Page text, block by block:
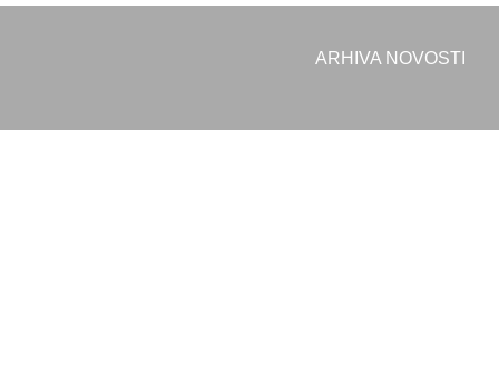
ARHIVA NOVOSTI